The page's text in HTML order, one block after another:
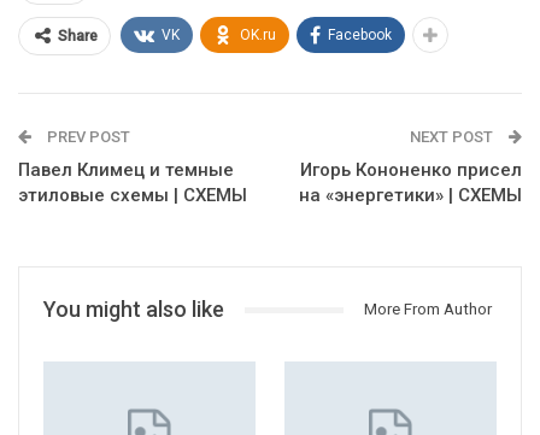
Share VK OK.ru Facebook
PREV POST
Павел Климец и темные
этиловые схемы | СХЕМЫ
NEXT POST
Игорь Кононенко присел
на «энергетики» | СХЕМЫ
You might also like More From Author